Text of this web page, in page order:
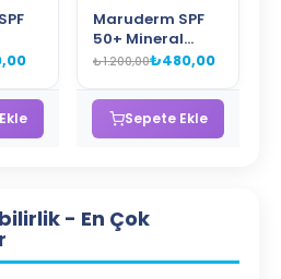
Maruderm SPF
50+ Mineral
Filtre Güneş
Hassas Ciltler
İçin Zinc Oxide
İçeren
₺1.200,00₺480,00
Sepete Ekle
- En Çok